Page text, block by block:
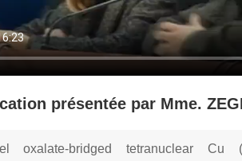
présentée par Mme.
oxalate-bridged tetranuclear Cu